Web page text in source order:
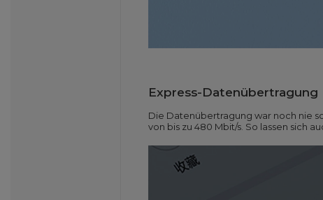
Express-Datenübertragung
Die Datenübertragung war noch nie
von bis zu 480 Mbit/s. So lassen sich